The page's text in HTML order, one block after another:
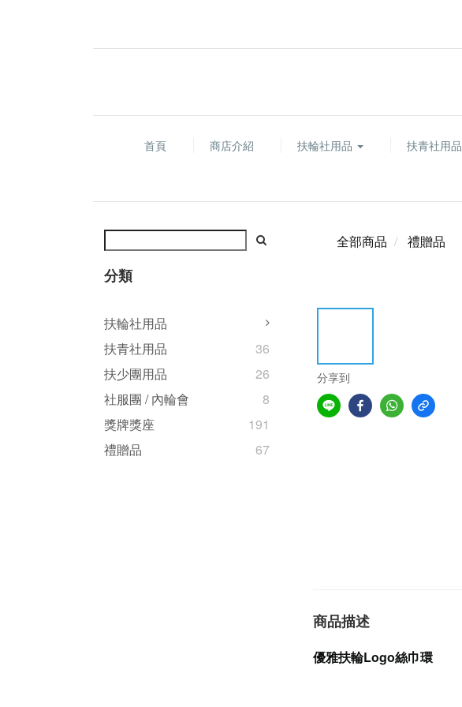
首頁 商店介紹 扶輪社用品 扶青社用品
分類
扶輪社用品
扶青社用品
36
扶少團用品
26
社服團 / 內輪會
8
獎牌獎座
191
禮贈品
67
全部商品 禮贈品
分享到
商品描述
優雅扶輪logo絲巾環